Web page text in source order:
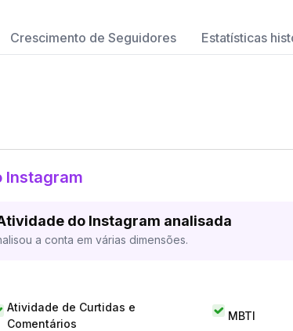
Crescimento de Seguidores Estatísticas
Instagram
do Instagram analisada
a conta em várias dimensões.
Atividade de Curtidas e
Comentários
MBTI